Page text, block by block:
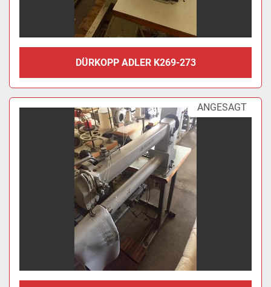
DÜRKOPP ADLER K269-273
ANGESAGT